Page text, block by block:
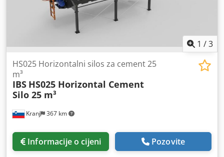
1 /3
Kranj 367 km
HS025 Horizontalni silos za cement 25
m³
IBS HS025 Horizontal Cement
Silo 25 m³
Informacije o cijeni Pozovite